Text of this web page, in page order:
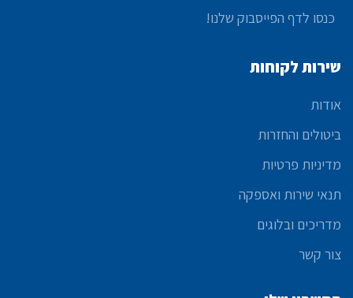
כנסו לדף הפייסבוק שלנו!
שירות לקוחות
אודות
ביטולים והחזרות
מדיניות פרטיות
תנאי שירות ואספקה
מדריכים ובלוגים
צור קשר